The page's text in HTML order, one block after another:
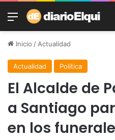
Menú
Inicio /Actualidad
Actualidad Política
El Alcalde de
a Santiago
en los